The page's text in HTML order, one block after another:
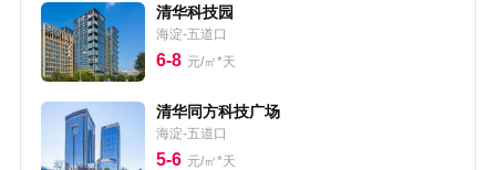
清华科技园
海淀-五道口
6-8 元/㎡*天
清华同方科技广场
海淀-五道口
5-6 元/㎡*天